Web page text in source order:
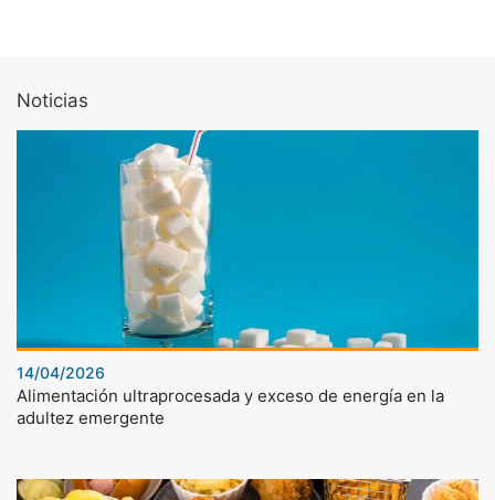
Noticias
14/04/2026
Alimentación ultraprocesada y exceso de energía en la
adultez emergente